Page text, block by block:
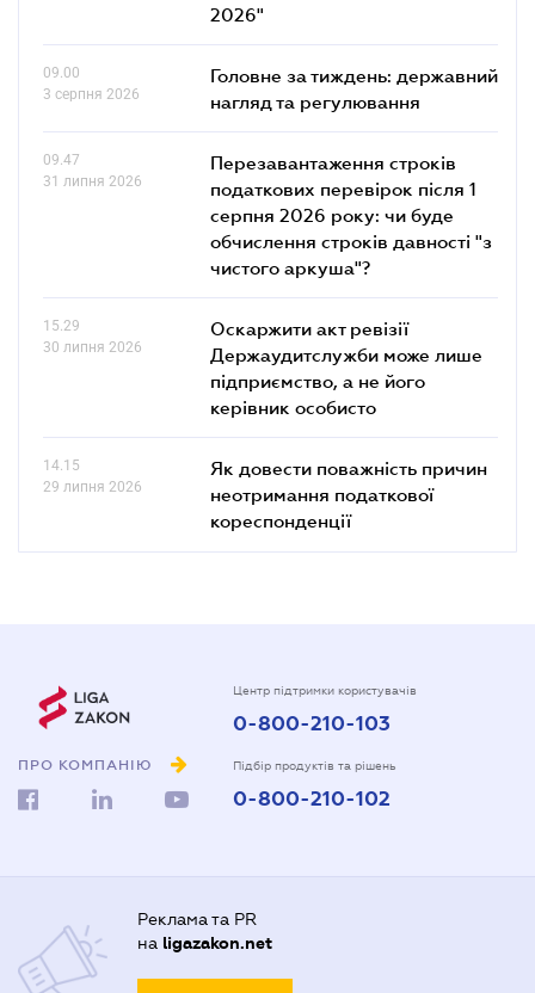
2026"
09.00
3 серпня 2026
Головне за тиждень: державний
нагляд та регулювання
09.47
31 липня 2026
Перезавантаження строків
податкових перевірок після 1
серпня 2026 року: чи буде
обчислення строків давності "з
чистого аркуша"?
15.29
30 липня 2026
Оскаржити акт ревізії
Держаудитслужби може лише
підприємство, а не його
керівник особисто
14.15
29 липня 2026
Як довести поважність причин
неотримання податкової
кореспонденції
ПРО КОМПАНІЮ
Центр підтримки користувачів
0-800-210-103
Підбір продуктів та рішень
0-800-210-102
Реклама та PR
на ligazakon.net